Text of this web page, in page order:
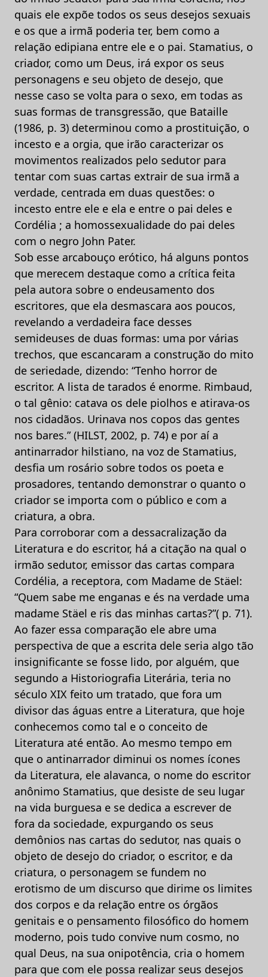
quais ele expõe todos os seus desejos sexuais
e os que a irmã poderia ter, bem como a
relação edipiana entre ele e o pai. Stamatius, o
criador, como um Deus, irá expor os seus
personagens e seu objeto de desejo, que
nesse caso se volta para o sexo, em todas as
suas formas de transgressão, que Bataille
(1986, p. 3) determinou como a prostituição, o
incesto e a orgia, que irão caracterizar os
movimentos realizados pelo sedutor para
tentar com suas cartas extrair de sua irmã a
verdade, centrada em duas questões: o
incesto entre ele e ela e entre o pai deles e
Cordélia ; a homossexualidade do pai deles
com o negro John Pater.
Sob esse arcabouço erótico, há alguns pontos
que merecem destaque como a crítica feita
pela autora sobre o endeusamento dos
escritores, que ela desmascara aos poucos,
revelando a verdadeira face desses
semideuses de duas formas: uma por várias
trechos, que escancaram a construção do mito
de seriedade, dizendo: “Tenho horror de
escritor. A lista de tarados é enorme. Rimbaud,
o tal gênio: catava os dele piolhos e atirava-os
nos cidadãos. Urinava nos copos das gentes
nos bares.” (HILST, 2002, p. 74) e por aí a
antinarrador hilstiano, na voz de Stamatius,
desfia um rosário sobre todos os poeta e
prosadores, tentando demonstrar o quanto o
criador se importa com o público e com a
criatura, a obra.
Para corroborar com a dessacralização da
Literatura e do escritor, há a citação na qual o
irmão sedutor, emissor das cartas compara
Cordélia, a receptora, com Madame de Stäel:
“Quem sabe me enganas e és na verdade uma
madame Stäel e ris das minhas cartas?”( p. 71).
Ao fazer essa comparação ele abre uma
perspectiva de que a escrita dele seria algo tão
insignificante se fosse lido, por alguém, que
segundo a Historiografia Literária, teria no
século XIX feito um tratado, que fora um
divisor das águas entre a Literatura, que hoje
conhecemos como tal e o conceito de
Literatura até então. Ao mesmo tempo em
que o antinarrador diminui os nomes ícones
da Literatura, ele alavanca, o nome do escritor
anônimo Stamatius, que desiste de seu lugar
na vida burguesa e se dedica a escrever de
fora da sociedade, expurgando os seus
demônios nas cartas do sedutor, nas quais o
objeto de desejo do criador, o escritor, e da
criatura, o personagem se fundem no
erotismo de um discurso que dirime os limites
dos corpos e da relação entre os órgãos
genitais e o pensamento filosófico do homem
moderno, pois tudo convive num cosmo, no
qual Deus, na sua onipotência, cria o homem
para que com ele possa realizar seus desejos